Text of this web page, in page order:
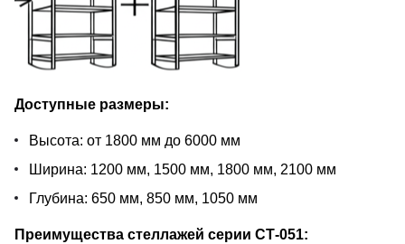
Доступные размеры:
Высота: от 1800 мм до 6000 мм
Ширина: 1200 мм, 1500 мм, 1800 мм, 2100 мм
Глубина: 650 мм, 850 мм, 1050 мм
Преимущества стеллажей серии СТ-051: